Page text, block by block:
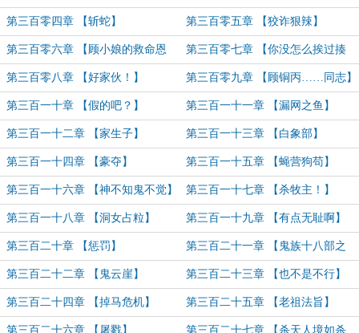
第三百零四章 【斩蛇】 第三百零五章 【狡诈狠辣】
第三百零六章 【顾小娘的救命恩
人？】
第三百零七章 【你没怎么挨过揍
吧？】
第三百零八章 【好家伙！】 第三百零九章 【顾铜丙……同志】
第三百一十章 【假的吧？】 第三百一十一章 【漏网之鱼】
第三百一十二章 【家生子】 第三百一十三章 【白象部】
第三百一十四章 【豪夺】 第三百一十五章 【蝇营狗苟】
第三百一十六章 【神不知鬼不觉】 第三百一十七章 【杀牧主！】
第三百一十八章 【洞女占粒】 第三百一十九章 【有点无耻啊】
第三百二十章 【惩罚】 第三百二十一章 【鬼族十八部之
首！】
第三百二十二章 【鬼云崖】 第三百二十三章 【也不是不行】
第三百二十四章 【掉马危机】 第三百二十五章 【老祖法旨】
第三百二十六章 【屠戮】 第三百二十七章 【杀天人境如杀